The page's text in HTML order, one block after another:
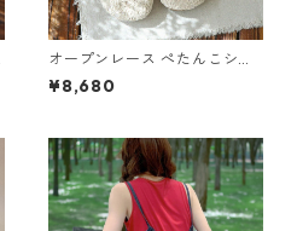
オープンレース ぺたんこシュ
ーズ 2col Y 260097
¥8,680